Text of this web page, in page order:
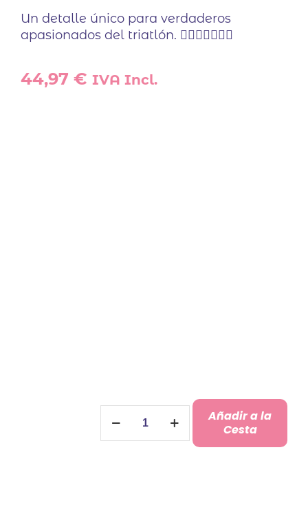
Un detalle único para verdaderos
apasionados del triatlón. 🏊‍♂️🚴‍♂️🏃‍♂️✨
44,97 € IVA Incl.
Triatlón
cantidad
Añadir a la
Cesta